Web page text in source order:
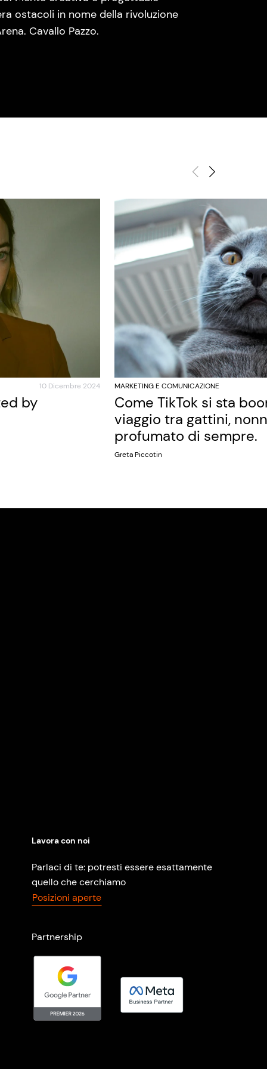
ostacoli in nome della rivoluzione
Cavallo Pazzo.
10 Dicembre 2024
by
MARKETING E COMUNICAZIONE
Come TikTok si sta
viaggio tra gattini,
profumato di sempre.
Greta Piccotin
Lavora con noi
Parlaci di te: potresti essere esattamente
quello che cerchiamo
Posizioni aperte
Partnership